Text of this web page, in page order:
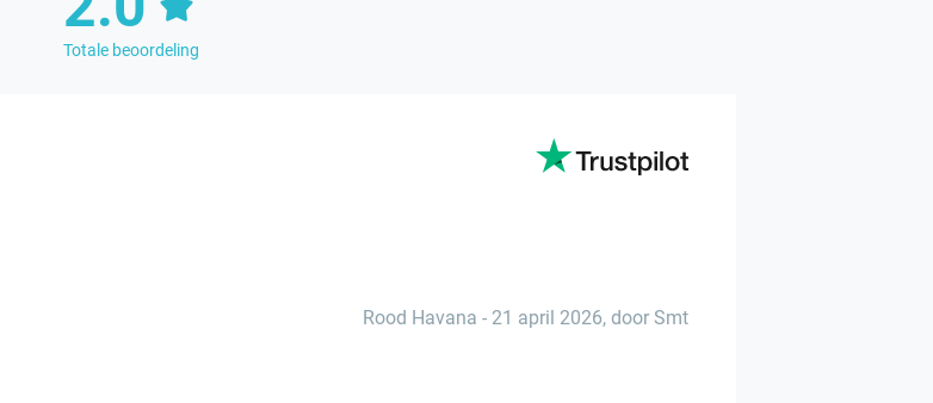
Totale beoordeling
Rood Havana - 21 april 2026, door Smt